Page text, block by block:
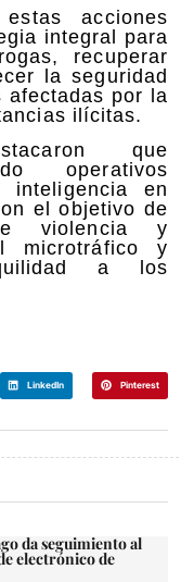
acciones
integral para
recuperar
la seguridad
afectadas por la
ilícitas.
que
operativos
inteligencia en
el objetivo de
violencia y
microtráfico y
a los
LinkedIn Pinterest
da seguimiento al
electrónico de